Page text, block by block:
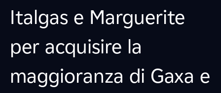
Italgas e Marguerite
per acquisire la
maggioranza di Gaxa e